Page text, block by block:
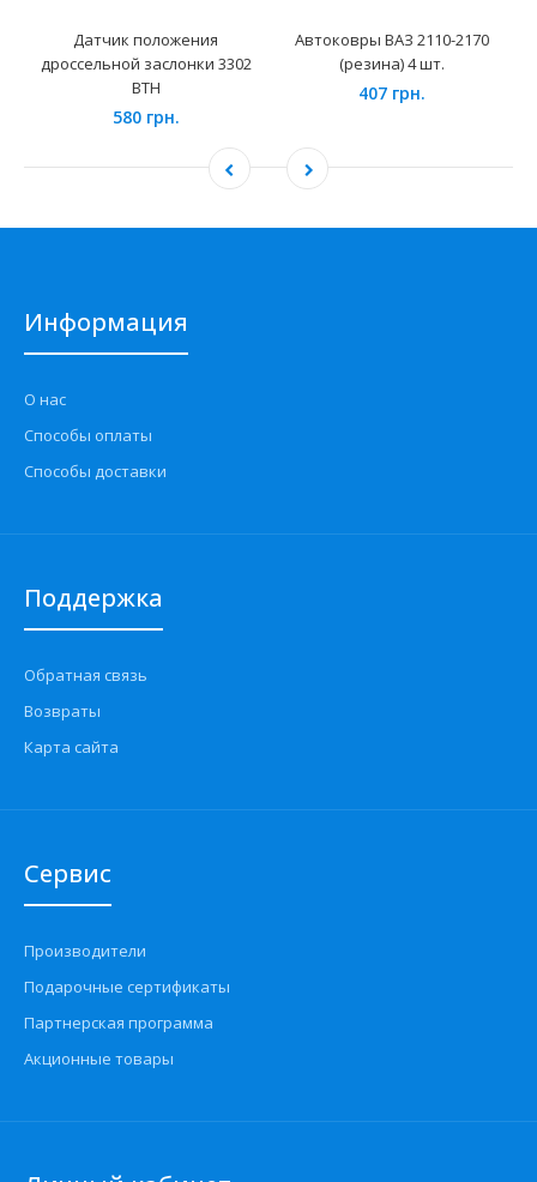
Датчик положения
дроссельной заслонки 3302
ВТН
580 грн.
Автоковры ВАЗ 2110-2170
(резина) 4 шт.
407 грн.
Информация
О нас
Способы оплаты
Способы доставки
Поддержка
Обратная связь
Возвраты
Карта сайта
Сервис
Производители
Подарочные сертификаты
Партнерская программа
Акционные товары